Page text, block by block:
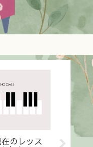
ッスン予定
のらぼーな
体験レ